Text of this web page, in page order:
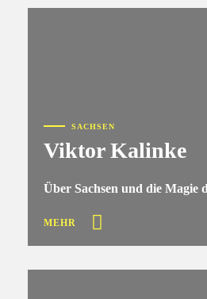
SACHSEN
Viktor Kalinke
Über Sachsen und die Magie
MEHR